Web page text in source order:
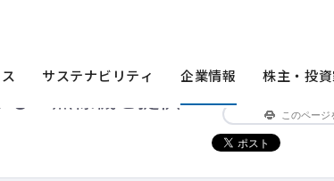
サステナビリティ 企業情報 株主・投
このペー